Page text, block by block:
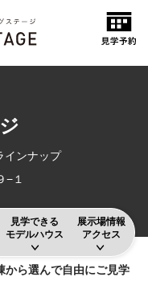
インナップ
１
見学できる
モデルハウス
展示場情報
アクセス
から選んで自由にご見学